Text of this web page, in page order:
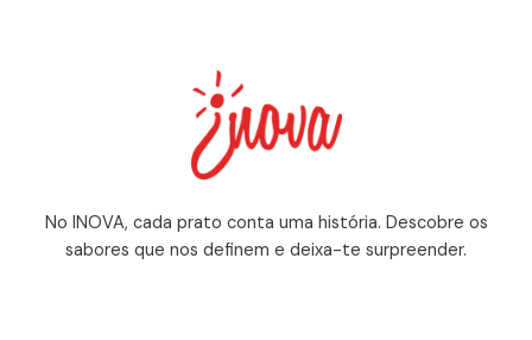
No INOVA, cada prato conta uma história. Descobre os
sabores que nos definem e deixa-te surpreender.